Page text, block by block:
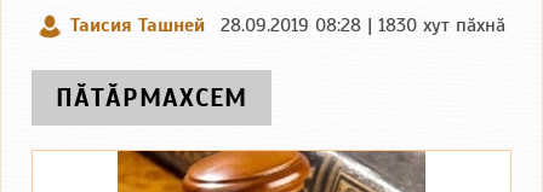
Таисия Ташней 28.09.2019 08:28 | 1830 хут пӑхнӑ
ПӐТӐРМАХСЕМ